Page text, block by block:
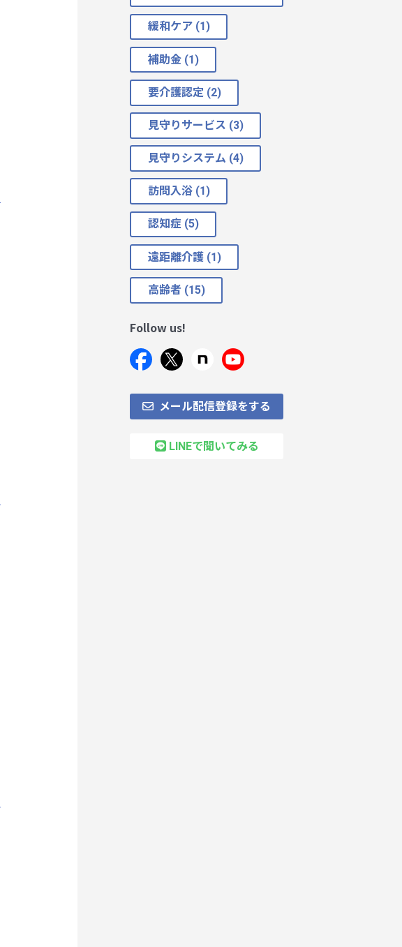
緩和ケア (1)
補助金 (1)
要介護認定 (2)
見守りサービス (3)
見守りシステム (4)
訪問入浴 (1)
認知症 (5)
遠距離介護 (1)
高齢者 (15)
Follow us!
メール配信登録をする
LINEで聞いてみる